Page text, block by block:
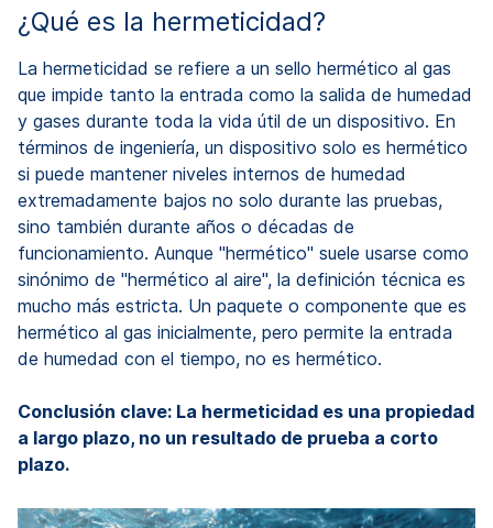
¿Qué es la hermeticidad?
La hermeticidad se refiere a un sello hermético al gas
que impide tanto la entrada como la salida de humedad
y gases durante toda la vida útil de un dispositivo. En
términos de ingeniería, un dispositivo solo es hermético
si puede mantener niveles internos de humedad
extremadamente bajos no solo durante las pruebas,
sino también durante años o décadas de
funcionamiento. Aunque "hermético" suele usarse como
sinónimo de "hermético al aire", la definición técnica es
mucho más estricta. Un paquete o componente que es
hermético al gas inicialmente, pero permite la entrada
de humedad con el tiempo, no es hermético.
Conclusión clave: La hermeticidad es una propiedad
a largo plazo, no un resultado de prueba a corto
plazo.